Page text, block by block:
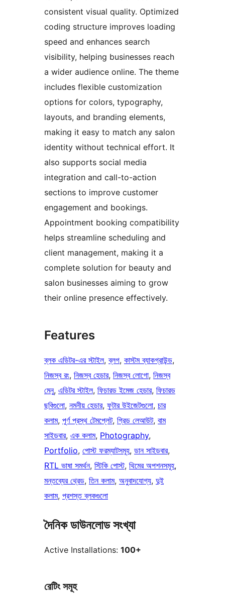
consistent visual quality. Optimized
coding structure improves loading
speed and enhances search
visibility, helping businesses reach
a wider audience online. The theme
includes flexible customization
options for colors, typography,
layouts, and branding elements,
making it easy to match any salon
identity without technical effort. It
also supports social media
integration and call-to-action
sections to improve customer
engagement and bookings.
Appointment booking compatibility
helps streamline scheduling and
client management, making it a
complete solution for beauty and
salon businesses aiming to grow
their online presence effectively.
Features
ব্লক এডিটর-এর স্টাইল, ব্লগ, কাস্টম ব্যাকগ্রাউন্ড
নিজস্ব রং, নিজস্ব হেডার, নিজস্ব লোগো, নিজস্ব
মেনু, এডিটর স্টাইল, ফিচারড ইমেজ হেডার, ফিচারড
ছবিগুলো, নমনীয় হেডার, ফুটার উইজেটগুলো, চার
কলাম, পূর্ণ প্রস্থ টেমপ্লেট, গ্রিড লেআউট, বাম
সাইডবার, এক কলাম, Photography
Portfolio, পোস্ট ফরম্যাটসমূহ, ডান সাইডবার
RTL ভাষা সমর্থন, স্টিকি পোস্ট, থিমের অপশনসমূহ
মন্তব্যের থ্রেড, তিন কলাম, অনুবাদযোগ্য, দুই
কলাম, প্রশস্ত ব্লকগুলো
দৈনিক ডাউনলোড সংখ্যা
Active Installations: 100+
রেটিং সমূহ